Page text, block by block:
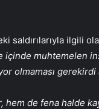
saldırılarıyla ilgili
muhtemelen
olmaması
hem de fena halde